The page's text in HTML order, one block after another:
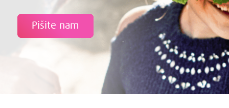
Pišite nam